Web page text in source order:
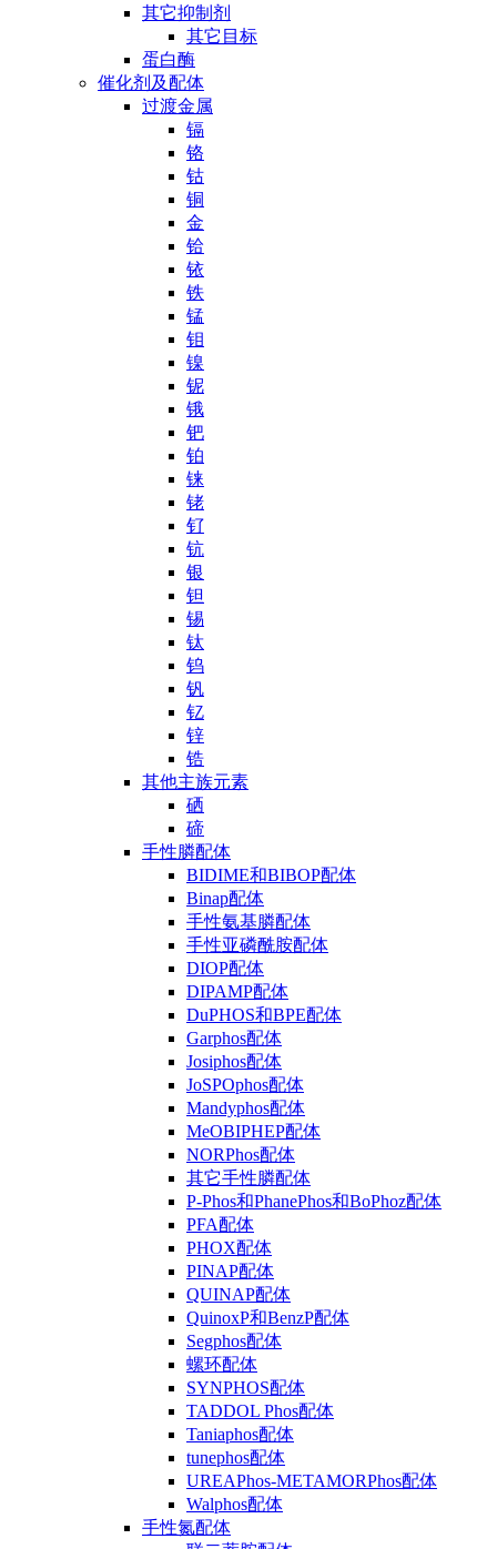
其它抑制剂
其它目标
蛋白酶
催化剂及配体
过渡金属
镉
铬
钴
铜
金
铪
铱
铁
锰
钼
镍
铌
锇
钯
铂
铼
铑
钌
钪
银
钽
锡
钛
钨
钒
钇
锌
锆
其他主族元素
硒
碲
手性膦配体
BIDIME和BIBOP配体
Binap配体
手性氨基膦配体
手性亚磷酰胺配体
DIOP配体
DIPAMP配体
DuPHOS和BPE配体
Garphos配体
Josiphos配体
JoSPOphos配体
Mandyphos配体
MeOBIPHEP配体
NORPhos配体
其它手性膦配体
P-Phos和PhanePhos和BoPhoz配体
PFA配体
PHOX配体
PINAP配体
QUINAP配体
QuinoxP和BenzP配体
Segphos配体
螺环配体
SYNPHOS配体
TADDOL Phos配体
Taniaphos配体
tunephos配体
UREAPhos-METAMORPhos配体
Walphos配体
手性氮配体